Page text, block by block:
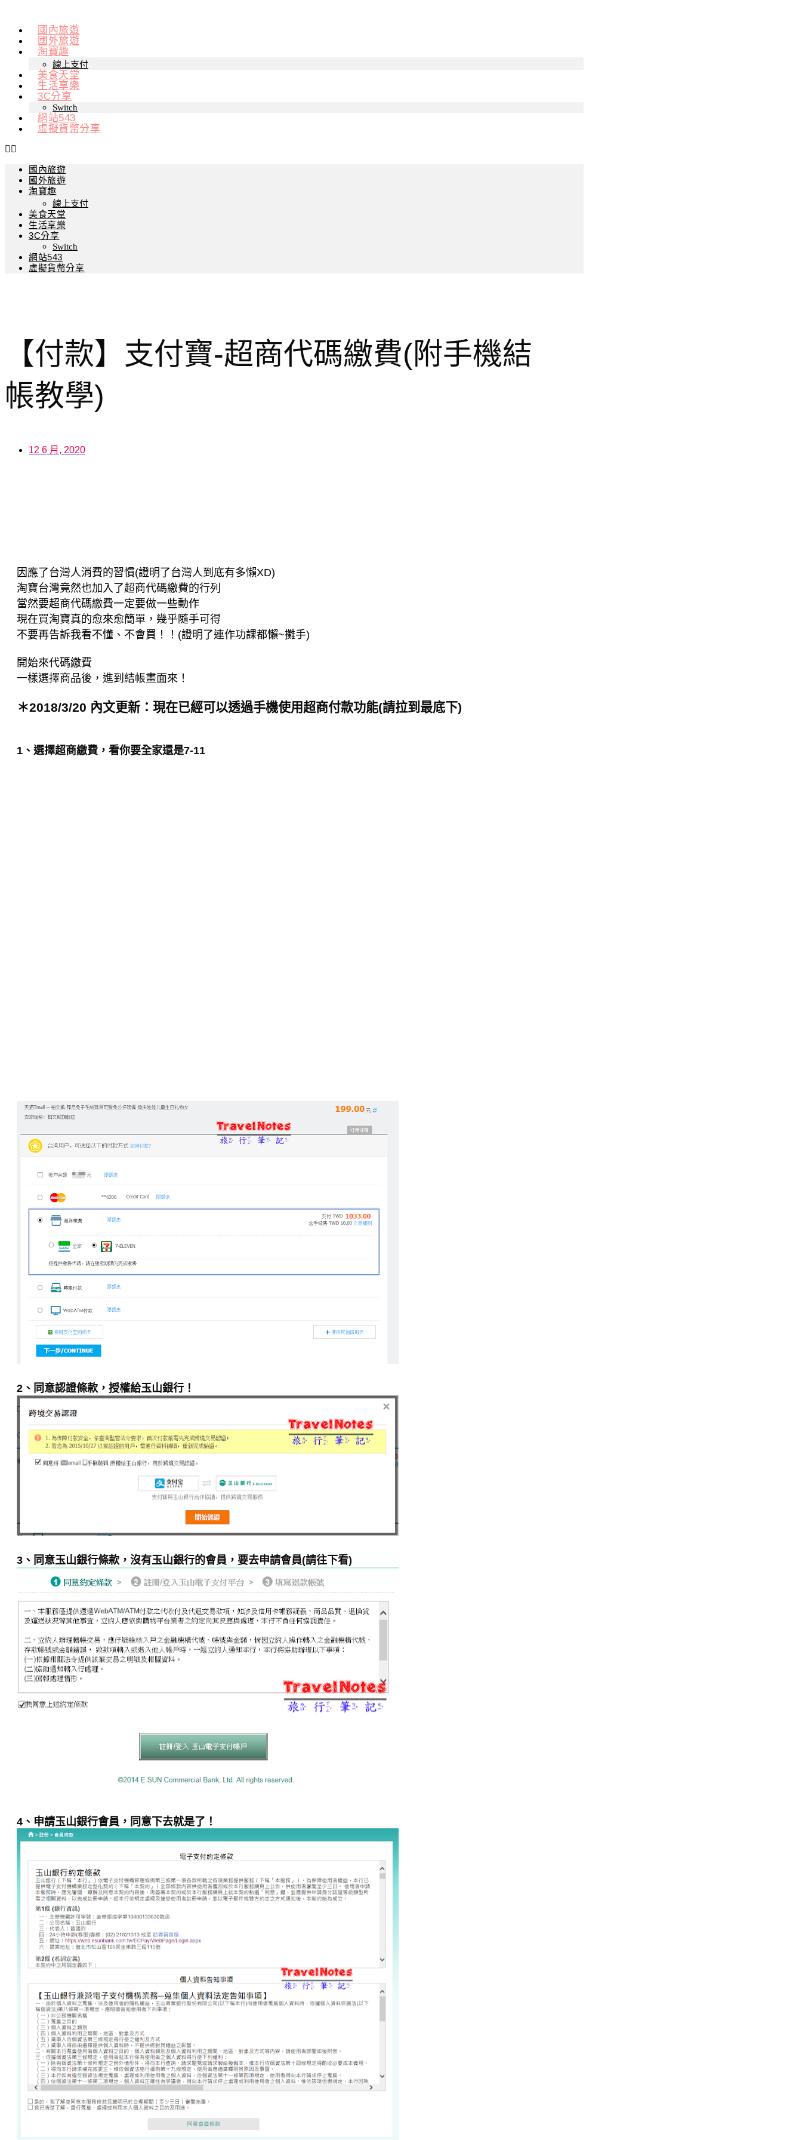
國內旅遊
國外旅遊
淘寶趣
線上支付
美食天堂
生活享樂
3C分享
Switch
網站543
虛擬貨幣分享
國內旅遊
國外旅遊
淘寶趣
線上支付
美食天堂
生活享樂
3C分享
Switch
網站543
虛擬貨幣分享
【付款】支付寶-超商代碼繳費(附手機結
帳教學)
12 6 月, 2020
因應了台灣人消費的習慣(證明了台灣人到底有多懶XD)
淘寶台灣竟然也加入了超商代碼繳費的行列
當然要超商代碼繳費一定要做一些動作
現在買淘寶真的愈來愈簡單，幾乎隨手可得
不要再告訴我看不懂、不會買！！(證明了連作功課都懶~攤手)
開始來代碼繳費
一樣選擇商品後，進到結帳畫面來！
＊2018/3/20 內文更新：現在已經可以透過手機使用超商付款功能(請拉到最底下)
1、選擇超商繳費，看你要全家還是7-11
2、同意認證條款，授權給玉山銀行！
3、同意玉山銀行條款，沒有玉山銀行的會員，要去申請會員(請往下看)
4、申請玉山銀行會員，同意下去就是了！